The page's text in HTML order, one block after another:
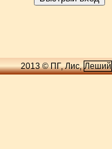
2013 © ПГ, Лис,Леший